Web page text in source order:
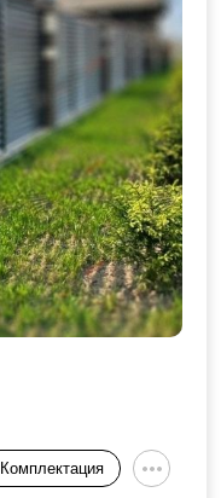
Комплектация